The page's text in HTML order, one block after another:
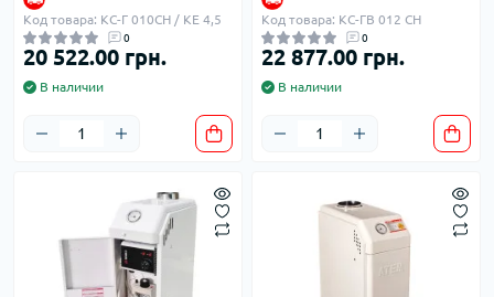
Код товара: КС-Г 010СН / КЕ 4,5
0
20 522.00 грн.
В наличии
Код товара: КС-ГВ 012 СН
0
22 877.00 грн.
В наличии